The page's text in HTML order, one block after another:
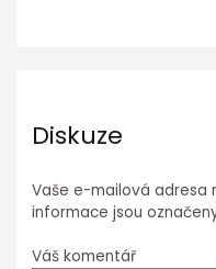
Diskuze
Vaše e-mailová adresa
informace jsou
Váš komentář